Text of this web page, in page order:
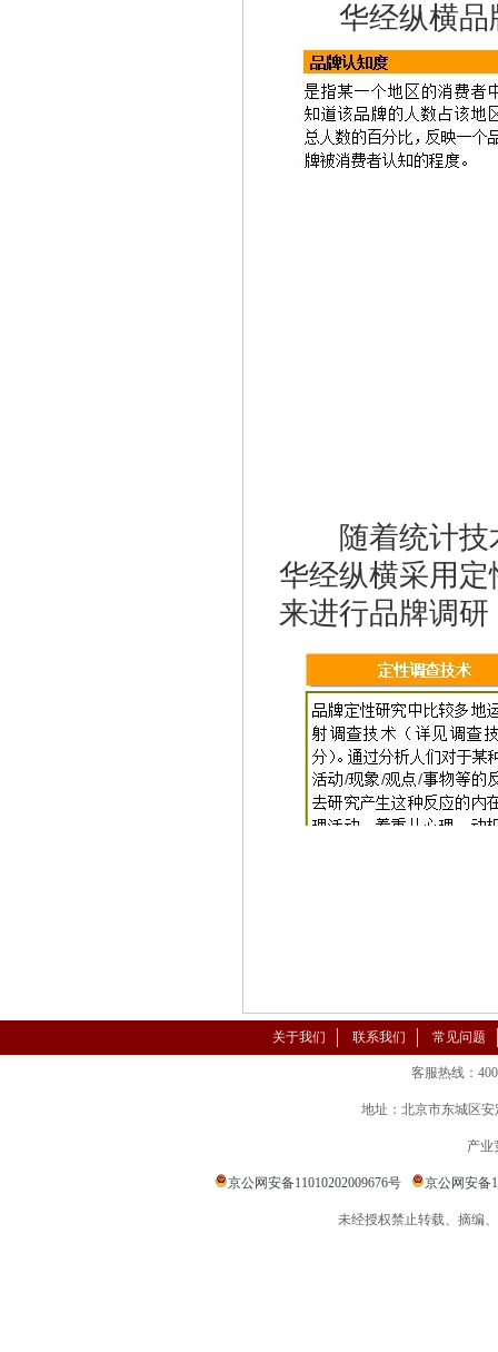
华经纵横品
随着统计技术
华经纵横采用
来进行品牌调研
关于我们 联系我们 常见问题
客服热线：
地址：北京市东城区
产业
京公网安备11010202009676号 京公网安备
未经授权禁止转载、摘编